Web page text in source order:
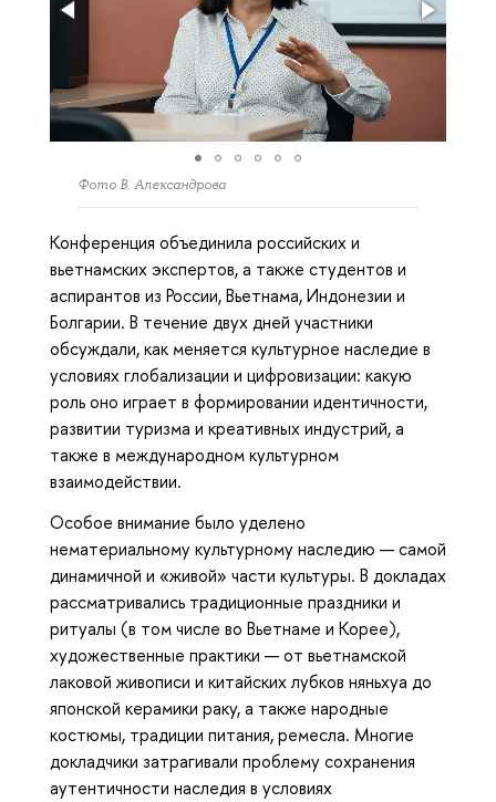
Фото В. Александрова
Конференция объединила российских и
вьетнамских экспертов, а также студентов и
аспирантов из России, Вьетнама, Индонезии и
Болгарии. В течение двух дней участники
обсуждали, как меняется культурное наследие в
условиях глобализации и цифровизации: какую
роль оно играет в формировании идентичности,
развитии туризма и креативных индустрий, а
также в международном культурном
взаимодействии.
Особое внимание было уделено
нематериальному культурному наследию — самой
динамичной и «живой» части культуры. В докладах
рассматривались традиционные праздники и
ритуалы (в том числе во Вьетнаме и Корее),
художественные практики — от вьетнамской
лаковой живописи и китайских лубков няньхуа до
японской керамики раку, а также народные
костюмы, традиции питания, ремесла. Многие
докладчики затрагивали проблему сохранения
аутентичности наследия в условиях